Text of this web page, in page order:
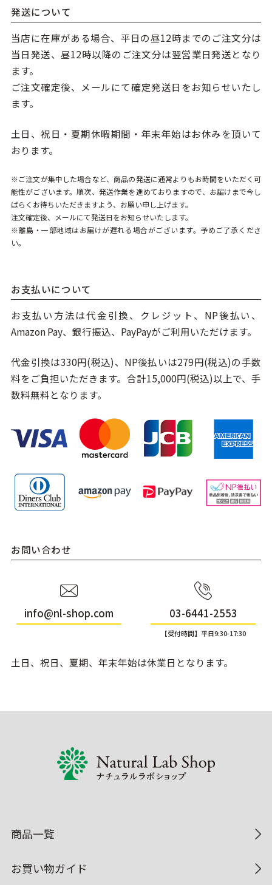
発送について
当店に在庫がある場合、平日の昼12時までのご注文分は
当日発送、昼12時以降のご注文分は翌営業日発送となり
ます。
ご注文確定後、メールにて確定発送日をお知らせいたし
ます。
土日、祝日・夏期休暇期間・年末年始はお休みを頂いて
おります。
※ご注文が集中した場合など、商品の発送に通常よりもお時間をいただく可
能性がございます。順次、発送作業を進めておりますので、お届けまで今し
ばらくお待ちいただきますよう、お願い申し上げます。
注文確定後、メールにて発送日をお知らせいたします。
※離島・一部地域はお届けが遅れる場合がございます。予めご了承くださ
い。
お支払いについて
お支払い方法は代金引換、クレジット、NP後払い、
Amazon Pay、銀行振込、PayPayがご利用いただけます。
代金引換は330円(税込)、NP後払いは279円(税込)の手数
料をご負担いただきます。合計15,000円(税込)以上で、手
数料無料となります。
お問い合わせ
info@nl-shop.com 03-6441-2553
【受付時間】平日9:30-17:30
土日、祝日、夏期、年末年始は休業日となります。
商品一覧
お買い物ガイド